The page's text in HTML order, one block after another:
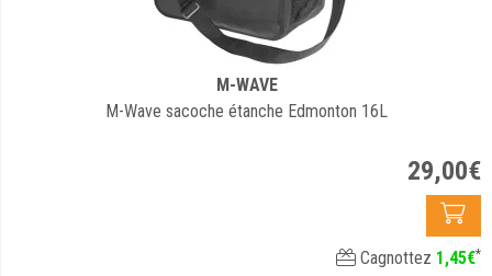
M-WAVE
M-Wave sacoche étanche Edmonton 16L
29,00€
Cagnottez 1,45€*